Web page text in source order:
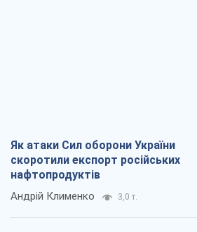
Як атаки Сил оборони України
скоротили експорт російських
нафтопродуктів
Андрій Клименко 3,0 т.